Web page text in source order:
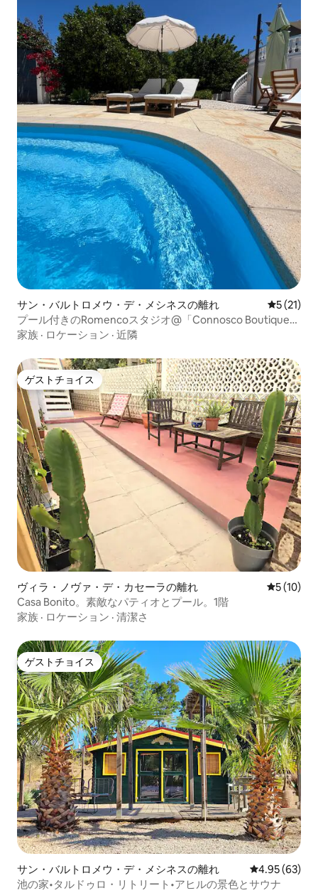
サン・バルトロメウ・デ・メシネスの離れ レビュー
5 (21)
プール付きのRomencoスタジオ@「Connosco Boutique
Resort」
家族 · ロケーション · 近隣
ゲストチョイス
ゲストチョイス
ヴィラ・ノヴァ・デ・カセーラの離れ レビュー
5 (10)
Casa Bonito。素敵なパティオとプール。1階
家族 · ロケーション · 清潔さ
ゲストチョイス
ゲストチョイス
サン・バルトロメウ・デ・メシネスの離れ レビュー63
4.95 (63)
池の家•タルドゥロ・リトリート•アヒルの景色とサウナ